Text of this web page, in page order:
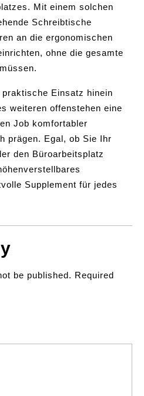
Mit einem solchen
Schreibtische
an die ergonomischen
ohne die gesamte
Einsatz hinein
weiteren offenstehen eine
Job komfortabler
prägen. Egal, ob Sie Ihr
den Büroarbeitsplatz
Supplement für jedes
be published. Required